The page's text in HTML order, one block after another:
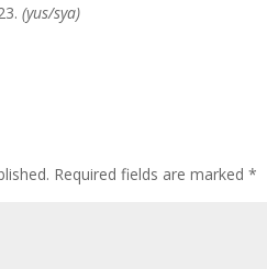
(yus/sya)
Required fields are marked*